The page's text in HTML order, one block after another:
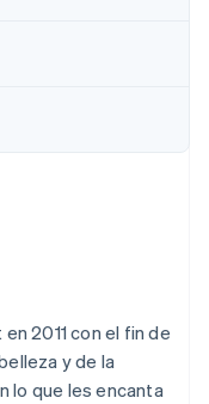
2011 con el fin de
y de la
lo que les encanta